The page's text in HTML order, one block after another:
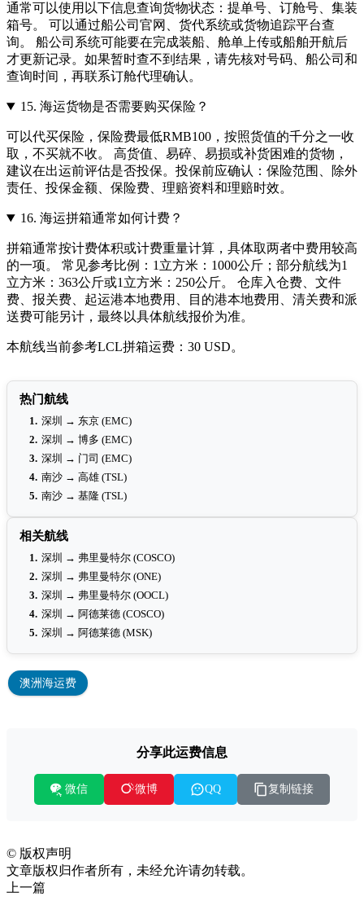
通常可以使用以下信息查询货物状态：提单号、订舱号、集装
箱号。 可以通过船公司官网、货代系统或货物追踪平台查
询。 船公司系统可能要在完成装船、舱单上传或船舶开航后
才更新记录。如果暂时查不到结果，请先核对号码、船公司和
查询时间，再联系订舱代理确认。
15. 海运货物是否需要购买保险？
可以代买保险，保险费最低RMB100，按照货值的千分之一收
取，不买就不收。 高货值、易碎、易损或补货困难的货物，
建议在出运前评估是否投保。投保前应确认：保险范围、除外
责任、投保金额、保险费、理赔资料和理赔时效。
16. 海运拼箱通常如何计费？
拼箱通常按计费体积或计费重量计算，具体取两者中费用较高
的一项。 常见参考比例：1立方米：1000公斤；部分航线为1
立方米：363公斤或1立方米：250公斤。 仓库入仓费、文件
费、报关费、起运港本地费用、目的港本地费用、清关费和派
送费可能另计，最终以具体航线报价为准。
本航线当前参考LCL拼箱运费：30 USD。
热门航线
1. 深圳 → 东京 (EMC)
2. 深圳 → 博多 (EMC)
3. 深圳 → 门司 (EMC)
4. 南沙 → 高雄 (TSL)
5. 南沙 → 基隆 (TSL)
相关航线
1. 深圳 → 弗里曼特尔 (COSCO)
2. 深圳 → 弗里曼特尔 (ONE)
3. 深圳 → 弗里曼特尔 (OOCL)
4. 深圳 → 阿德莱德 (COSCO)
5. 深圳 → 阿德莱德 (MSK)
澳洲海运费
分享此运费信息
微信 微博 QQ 复制链接
© 版权声明
文章版权归作者所有，未经允许请勿转载。
上一篇